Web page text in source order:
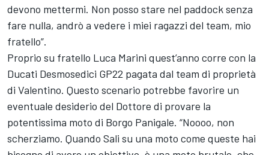
devono mettermi. Non posso stare nel paddock senza
fare nulla, andrò a vedere i miei ragazzi del team, mio
fratello”.
Proprio su fratello Luca Marini quest’anno corre con la
Ducati Desmosedici GP22 pagata dal team di proprietà
di Valentino. Questo scenario potrebbe favorire un
eventuale desiderio del Dottore di provare la
potentissima moto di Borgo Panigale. “Noooo, non
scherziamo. Quando Sali su una moto come queste hai